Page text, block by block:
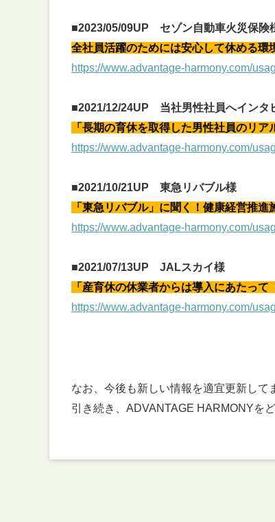
■2023/05/09UP セゾン自動車火災保険
全社員活躍のためには安心して休める環
https://www.advantage-harmony.com/
■2021/12/24UP 当社男性社員へインタ
「 長期の育休を取得した男性社員のリ
https://www.advantage-harmony.com/
■2021/10/21UP 東急リバブル様
「東急リバブル」に聞く！健康経営推
https://www.advantage-harmony.com/
■2021/07/13UP JALスカイ様
「産育休の休業者からは導入にあたっ
https://www.advantage-harmony.com/
なお、今後も新しい情報を適宜更新して
引き続き、ADVANTAGE HARMONYを